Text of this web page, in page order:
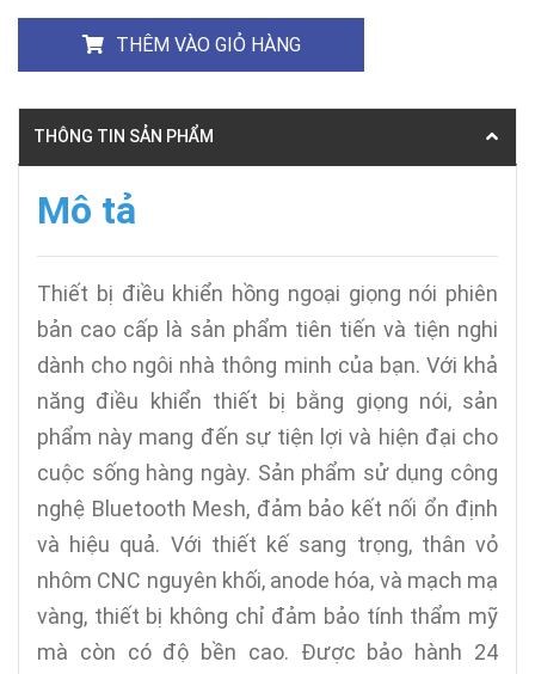
THÊM VÀO GIỎ HÀNG
THÔNG TIN SẢN PHẨM
Mô tả
Thiết bị điều khiển hồng ngoại giọng nói phiên
bản cao cấp là sản phẩm tiên tiến và tiện nghi
dành cho ngôi nhà thông minh của bạn. Với khả
năng điều khiển thiết bị bằng giọng nói, sản
phẩm này mang đến sự tiện lợi và hiện đại cho
cuộc sống hàng ngày. Sản phẩm sử dụng công
nghệ Bluetooth Mesh, đảm bảo kết nối ổn định
và hiệu quả. Với thiết kế sang trọng, thân vỏ
nhôm CNC nguyên khối, anode hóa, và mạch mạ
vàng, thiết bị không chỉ đảm bảo tính thẩm mỹ
mà còn có độ bền cao. Được bảo hành 24